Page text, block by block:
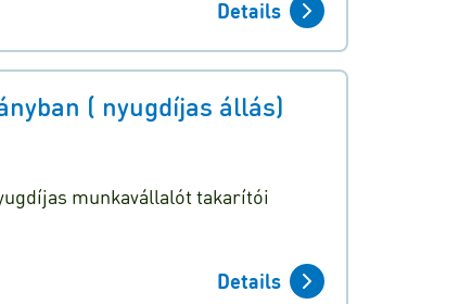
Details
( nyugdíjas állás)
munkavállalót takarítói
Details